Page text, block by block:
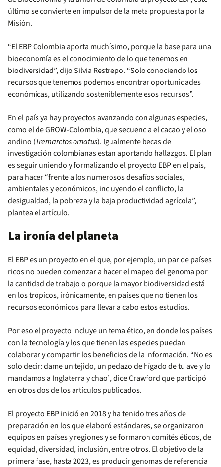
último se convierte en impulsor de la meta propuesta por la
Misión.
“El EBP Colombia aporta muchísimo, porque la base para una
bioeconomía es el conocimiento de lo que tenemos en
biodiversidad”, dijo Silvia Restrepo. “Solo conociendo los
recursos que tenemos podemos encontrar oportunidades
económicas, utilizando sosteniblemente esos recursos”.
En el país ya hay proyectos avanzando con algunas especies,
como el de GROW-Colombia, que secuencia el cacao y el oso
andino (Tremarctos ornatus). Igualmente becas de
investigación colombianas están aportando hallazgos. El plan
es seguir uniendo y formalizando el proyecto EBP en el país,
para hacer “frente a los numerosos desafíos sociales,
ambientales y económicos, incluyendo el conflicto, la
desigualdad, la pobreza y la baja productividad agrícola”,
plantea el artículo.
La ironía del planeta
El EBP es un proyecto en el que, por ejemplo, un par de países
ricos no pueden comenzar a hacer el mapeo del genoma por
la cantidad de trabajo o porque la mayor biodiversidad está
en los trópicos, irónicamente, en países que no tienen los
recursos económicos para llevar a cabo estos estudios.
Por eso el proyecto incluye un tema ético, en donde los países
con la tecnología y los que tienen las especies puedan
colaborar y compartir los beneficios de la información. “No es
solo decir: dame un tejido, un pedazo de hígado de tu ave y lo
mandamos a Inglaterra y chao”, dice Crawford que participó
en otros dos de los artículos publicados.
El proyecto EBP inició en 2018 y ha tenido tres años de
preparación en los que elaboró estándares, se organizaron
equipos en países y regiones y se formaron comités éticos, de
equidad, diversidad, inclusión, entre otros. El objetivo de la
primera fase, hasta 2023, es producir genomas de referencia